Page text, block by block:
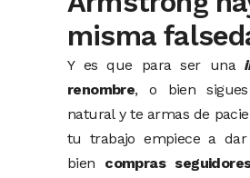
misma
Y es que para ser una
renombre, o bien
natural y te armas de
tu trabajo empiece a
bien compras